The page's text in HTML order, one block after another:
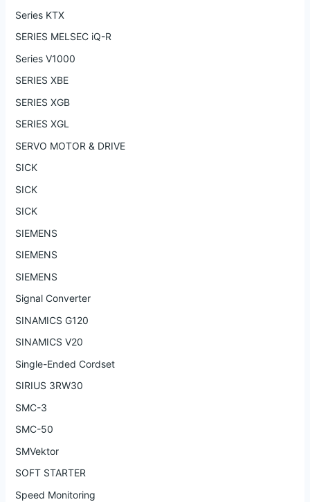
Series KTX
SERIES MELSEC iQ-R
Series V1000
SERIES XBE
SERIES XGB
SERIES XGL
SERVO MOTOR & DRIVE
SICK
SICK
SICK
SIEMENS
SIEMENS
SIEMENS
Signal Converter
SINAMICS G120
SINAMICS V20
Single-Ended Cordset
SIRIUS 3RW30
SMC-3
SMC-50
SMVektor
SOFT STARTER
Speed Monitoring